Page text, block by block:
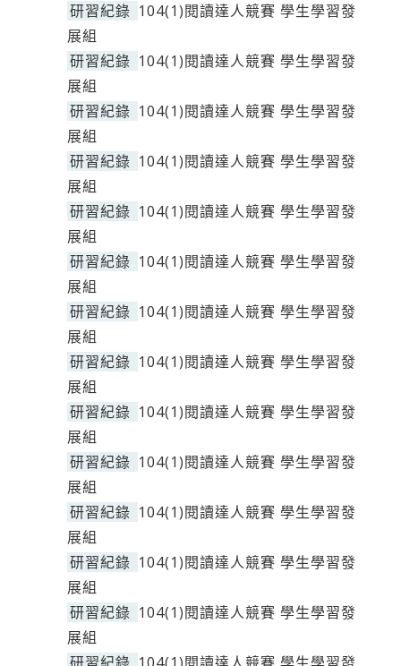
研習紀錄 104(1)閱讀達人競賽 學生學習發
展組
研習紀錄 104(1)閱讀達人競賽 學生學習發
展組
研習紀錄 104(1)閱讀達人競賽 學生學習發
展組
研習紀錄 104(1)閱讀達人競賽 學生學習發
展組
研習紀錄 104(1)閱讀達人競賽 學生學習發
展組
研習紀錄 104(1)閱讀達人競賽 學生學習發
展組
研習紀錄 104(1)閱讀達人競賽 學生學習發
展組
研習紀錄 104(1)閱讀達人競賽 學生學習發
展組
研習紀錄 104(1)閱讀達人競賽 學生學習發
展組
研習紀錄 104(1)閱讀達人競賽 學生學習發
展組
研習紀錄 104(1)閱讀達人競賽 學生學習發
展組
研習紀錄 104(1)閱讀達人競賽 學生學習發
展組
研習紀錄 104(1)閱讀達人競賽 學生學習發
展組